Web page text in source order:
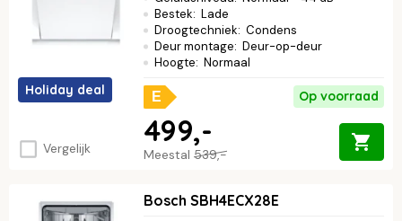
Holiday deal
Vergelijk
Bestek: Lade
Droogtechniek: Condens
Deur montage: Deur-op-deur
Hoogte: Normaal
E Op voorraad
Meestal 539,-
499,-
Bosch SBH4ECX28E